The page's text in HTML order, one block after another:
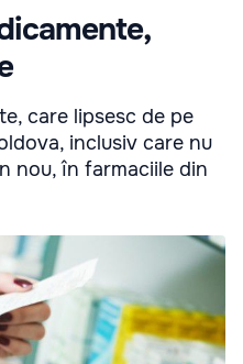
care lipsesc de pe
inclusiv care nu
nou, în farmaciile din